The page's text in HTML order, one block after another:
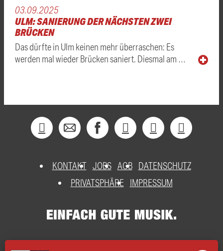
03.09.2025
ULM: SANIERUNG DER NÄCHSTEN ZWEI
BRÜCKEN
Das dürfte in Ulm keinen mehr überraschen: Es
werden mal wieder Brücken saniert. Diesmal am …
KONTAKT JOBS AGB DATENSCHUTZ
PRIVATSPHÄRE
IMPRESSUM